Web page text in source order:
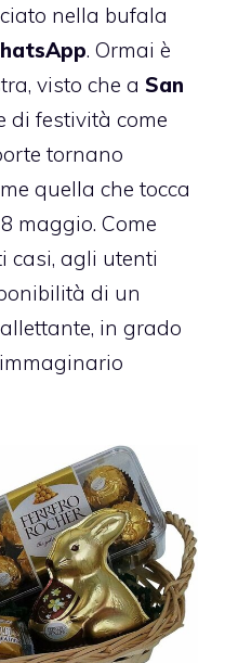
nella bufala
. Ormai è
visto che a San
di festività come
tornano
quella che tocca
maggio. Come
casi, agli utenti
di un
in grado